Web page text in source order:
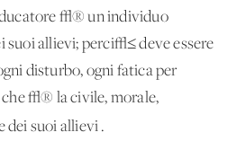
√® un individuo
suoi allievi; perci√≤ deve essere
disturbo, ogni fatica per
che √® la civile, morale,
dei suoi allievi .